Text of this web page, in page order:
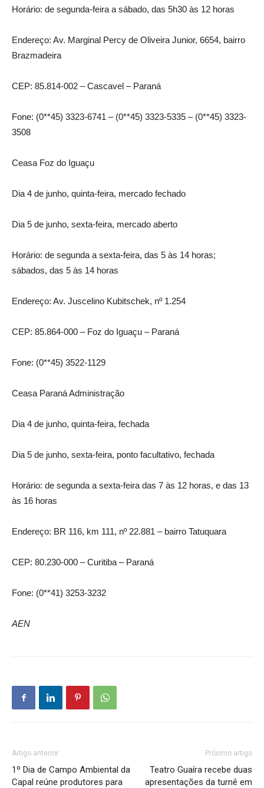
Horário: de segunda-feira a sábado, das 5h30 às 12 horas
Endereço: Av. Marginal Percy de Oliveira Junior, 6654, bairro
Brazmadeira
CEP: 85.814-002 – Cascavel – Paraná
Fone: (0**45) 3323-6741 – (0**45) 3323-5335 – (0**45) 3323-
3508
Ceasa Foz do Iguaçu
Dia 4 de junho, quinta-feira, mercado fechado
Dia 5 de junho, sexta-feira, mercado aberto
Horário: de segunda a sexta-feira, das 5 às 14 horas;
sábados, das 5 às 14 horas
Endereço: Av. Juscelino Kubitschek, nº 1.254
CEP: 85.864-000 – Foz do Iguaçu – Paraná
Fone: (0**45) 3522-1129
Ceasa Paraná Administração
Dia 4 de junho, quinta-feira, fechada
Dia 5 de junho, sexta-feira, ponto facultativo, fechada
Horário: de segunda a sexta-feira das 7 às 12 horas, e das 13
às 16 horas
Endereço: BR 116, km 111, nº 22.881 – bairro Tatuquara
CEP: 80.230-000 – Curitiba – Paraná
Fone: (0**41) 3253-3232
AEN
Artigo anterior
1º Dia de Campo Ambiental da
Capal reúne produtores para
Próximo artigo
Teatro Guaíra recebe duas
apresentações da turnê em